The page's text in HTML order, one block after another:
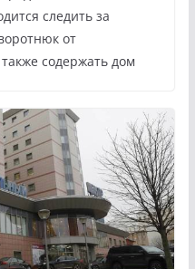
следить за
от
содержать дом